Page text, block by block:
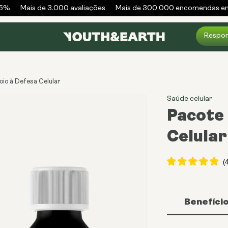
Mais de 3.000 avaliações Mais de 300.000 encomendas
à Defesa Celular
Saúde celular
Pacote
Celular